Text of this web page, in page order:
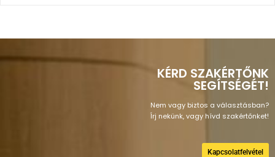
KÉRD SZAKÉRTŐNK
SEGÍTSÉGÉT!
Nem vagy biztos a választásban?
Írj nekünk, vagy hívd szakértőnket!
Kapcsolatfelvétel